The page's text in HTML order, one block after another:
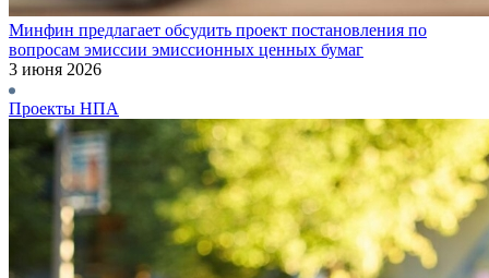
Минфин предлагает обсудить проект постановления по
вопросам эмиссии эмиссионных ценных бумаг
3 июня 2026
Проекты НПА